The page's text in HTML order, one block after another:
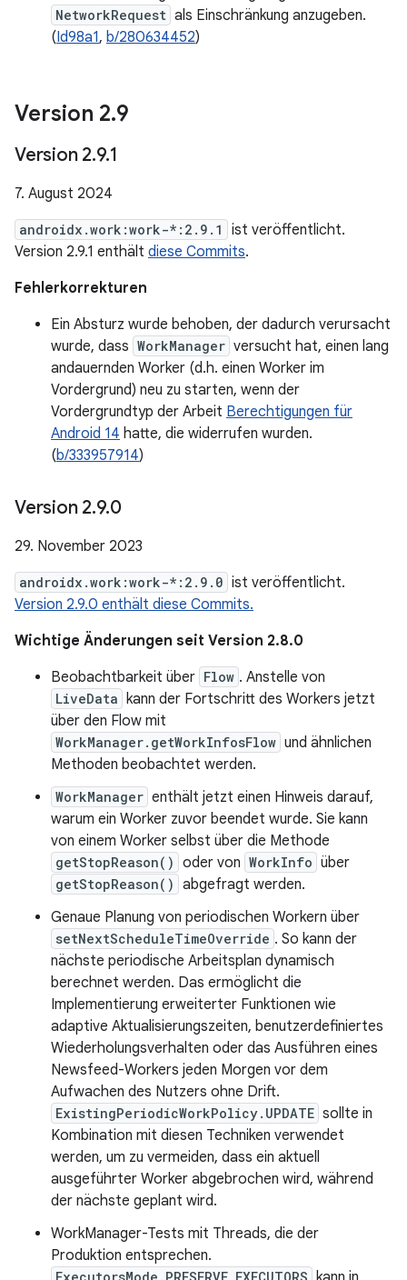
NetworkRequest als Einschränkung anzugeben.
(Id98a1, b/280634452)
Version 2.9
Version 2.9.1
7. August 2024
androidx.work:work-*:2.9.1
ist veröffentlicht.
Version 2.9.1 enthält diese Commits.
Fehlerkorrekturen
Ein Absturz wurde behoben, der dadurch verursacht
wurde, dass WorkManager versucht hat, einen lang
andauernden Worker (d.h. einen Worker im
Vordergrund) neu zu starten, wenn der
Vordergrundtyp der Arbeit Berechtigungen für
Android 14 hatte, die widerrufen wurden.
(b/333957914)
Version 2.9.0
29. November 2023
androidx.work:work-*:2.9.0 ist veröffentlicht.
Version 2.9.0 enthält diese Commits.
Wichtige Änderungen seit Version 2.8.0
Beobachtbarkeit über Flow . Anstelle von
LiveData kann der Fortschritt des Workers jetzt
über den Flow mit
WorkManager.getWorkInfosFlow und ähnlichen
Methoden beobachtet werden.
WorkManager enthält jetzt einen Hinweis darauf,
warum ein Worker zuvor beendet wurde. Sie kann
von einem Worker selbst über die Methode
getStopReason() oder von WorkInfo über
getStopReason() abgefragt werden.
Genaue Planung von periodischen Workern über
setNextScheduleTimeOverride . So kann der
nächste periodische Arbeitsplan dynamisch
berechnet werden. Das ermöglicht die
Implementierung erweiterter Funktionen wie
adaptive Aktualisierungszeiten, benutzerdefiniertes
Wiederholungsverhalten oder das Ausführen eines
Newsfeed-Workers jeden Morgen vor dem
Aufwachen des Nutzers ohne Drift.
ExistingPeriodicWorkPolicy.UPDATE sollte in
Kombination mit diesen Techniken verwendet
werden, um zu vermeiden, dass ein aktuell
ausgeführter Worker abgebrochen wird, während
der nächste geplant wird.
WorkManager-Tests mit Threads, die der
Produktion entsprechen.